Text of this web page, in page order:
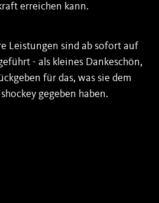
erreichen kann.
Leistungen sind ab sofort auf
- als kleines Dankeschön,
für das, was sie dem
gegeben haben.